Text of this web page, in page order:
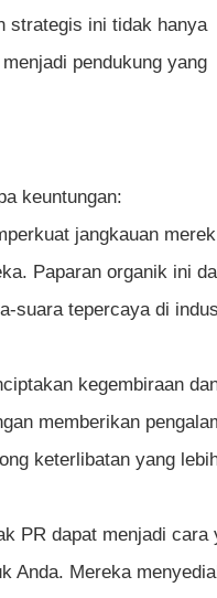
strategis ini tidak hanya
pendukung yang
keuntungan:
jangkauan merek
Paparan organik ini
suara tepercaya di
kegembiraan
memberikan
keterlibatan yang
PR dapat menjadi cara
Anda. Mereka